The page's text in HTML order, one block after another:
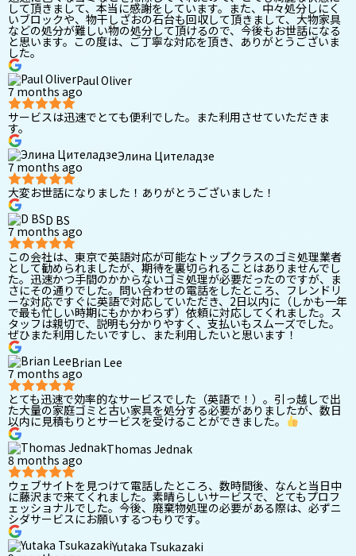
して頂きまして、本当に感謝をしています。また、中々処分しにく
いブロックや、物干しざおの石台も回収して頂きまして、大物家具
などの処分が難しい物の処分して頂けるので、今後もお世話になる
と思います。この度は、ご丁寧な対応を頂き、ありがとうございま
した。
Paul Oliver
7 months ago
サービスは迅速でとても便利でした。また利用させていただきま
す。
Элина Цителадзе
7 months ago
大変お世話になりました！ありがとうございました！
D BS
7 months ago
この会社は、東京で英語対応が可能なトップクラスのゴミ処理業者
として勧められましたが、期待を裏切られることはありませんでし
た。迅速かつ手間のかからないゴミ処理が必要だったのですが、ま
さにその通りでした。問い合わせの電話をしたところ、フレンドリ
ーな対応ですぐに英語で対応していただき、2日以内に（しかも一年
で最も忙しい時期にもかかわらず）依頼に対応してくれました。ス
タッフは親切で、説明も分かりやすく、支払いもスムーズでした。
ぜひまた利用したいですし、また利用したいと思います！
Brian Lee
7 months ago
とても迅速で効率的なサービスでした（英語で！）。引っ越しで出
た大量の家庭ゴミと古い家具を処分する必要がありましたが、数日
以内に見積もりとサービスを受けることができました。
Thomas Jednak
8 months ago
ウェブサイトを見つけて電話したところ、数時間後、なんと当日中
に藤沢まで来てくれました。素晴らしいサービスで、とてもプロフ
ェッショナルでした。今後、廃棄物処理の必要がある際は、必ずニ
シダサービスにお願いするつもりです。
Yutaka Tsukazaki